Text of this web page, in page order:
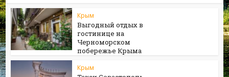
Крым
Выгодный отдых в
гостинице на
Черноморском
побережье Крыма
Крым